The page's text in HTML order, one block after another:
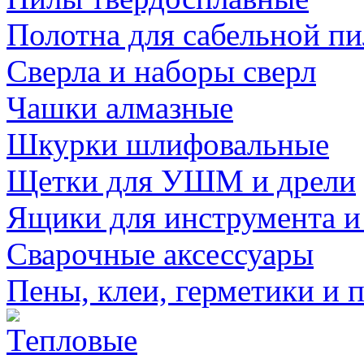
Полотна для сабельной
Сверла и наборы сверл
Чашки алмазные
Шкурки шлифовальные
Щетки для УШМ и дрели
Ящики для инструмента
Сварочные аксессуары
Пены, клеи, герметики и